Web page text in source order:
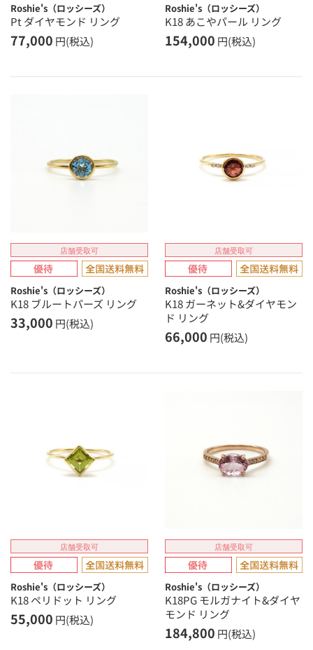
Roshie's（ロッシーズ）
Pt ダイヤモンド リング
77,000 円(税込)
Roshie's（ロッシーズ）
K18 あこやパール リング
154,000 円(税込)
店舗受取可
Roshie's（ロッシーズ）
K18 ブルートパーズ リング
33,000 円(税込)
店舗受取可
Roshie's（ロッシーズ）
K18 ガーネット&ダイヤモン
ド リング
66,000 円(税込)
店舗受取可
Roshie's（ロッシーズ）
K18 ペリドット リング
55,000 円(税込)
店舗受取可
Roshie's（ロッシーズ）
K18PG モルガナイト&ダイヤ
モンド リング
184,800 円(税込)